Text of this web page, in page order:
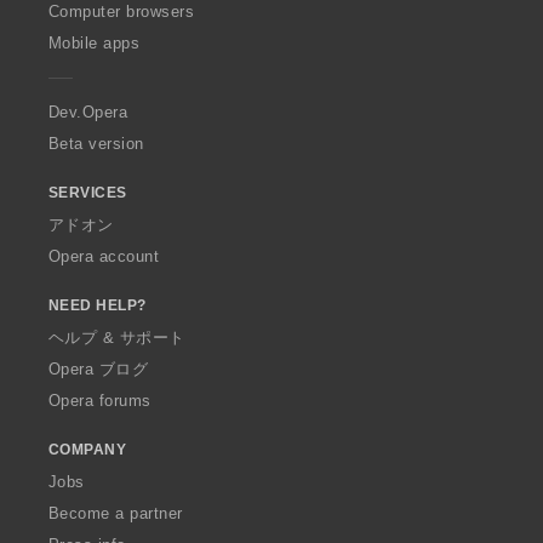
O
p
a
Computer browsers
Mobile apps
Dev.Opera
Beta version
SERVICES
アドオン
Opera account
NEED HELP?
ヘルプ & サポート
Opera ブログ
Opera forums
COMPANY
Jobs
Become a partner